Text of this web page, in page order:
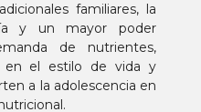
familiares, la
y un mayor poder
de nutrientes,
en el estilo de vida y
a la adolescencia en